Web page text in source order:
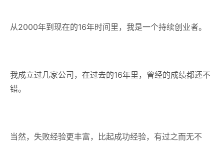
从2000年到现在的16年时间里，我是一个持续创业者。
我成立过几家公司，在过去的16年里，曾经的成绩都还不
错。
当然，失败经验更丰富，比起成功经验，有过之而无不